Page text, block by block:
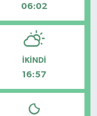
06:02
İKINDI
16:57